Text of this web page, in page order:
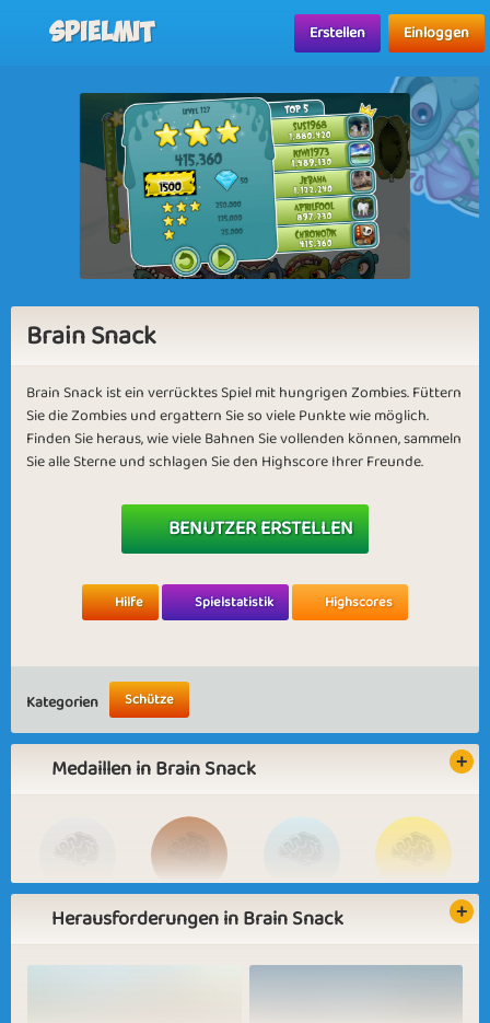
Spielmit Erstellen Einloggen
Brain Snack
Brain Snack ist ein verrücktes Spiel mit hungrigen Zombies. Füttern
Sie die Zombies und ergattern Sie so viele Punkte wie möglich.
Finden Sie heraus, wie viele Bahnen Sie vollenden können, sammeln
Sie alle Sterne und schlagen Sie den Highscore Ihrer Freunde.
BENUTZER ERSTELLEN
Hilfe Spielstatistik Highscores
Kategorien Schütze
Medaillen in Brain Snack
Expert
Herausforderungen in Brain Snack